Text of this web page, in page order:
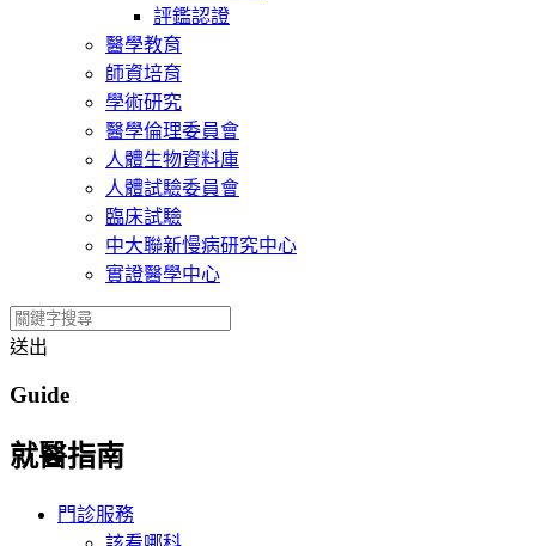
評鑑認證
醫學教育
師資培育
學術研究
醫學倫理委員會
人體生物資料庫
人體試驗委員會
臨床試驗
中大聯新慢病研究中心
實證醫學中心
送出
Guide
就醫指南
門診服務